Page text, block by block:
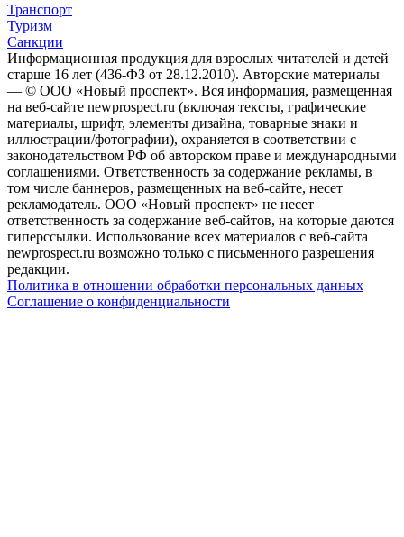
Транспорт
Туризм
Санкции
Информационная продукция для взрослых читателей и детей
старше 16 лет (436-ФЗ от 28.12.2010). Авторские материалы
— © ООО «Новый проспект». Вся информация, размещенная
на веб-сайте newprospect.ru (включая тексты, графические
материалы, шрифт, элементы дизайна, товарные знаки и
иллюстрации/фотографии), охраняется в соответствии с
законодательством РФ об авторском праве и международными
соглашениями. Ответственность за содержание рекламы, в
том числе баннеров, размещенных на веб-сайте, несет
рекламодатель. ООО «Новый проспект» не несет
ответственность за содержание веб-сайтов, на которые даются
гиперссылки. Использование всех материалов с веб-сайта
newprospect.ru возможно только с письменного разрешения
редакции.
Политика в отношении обработки персональных данных
Соглашение о конфиденциальности